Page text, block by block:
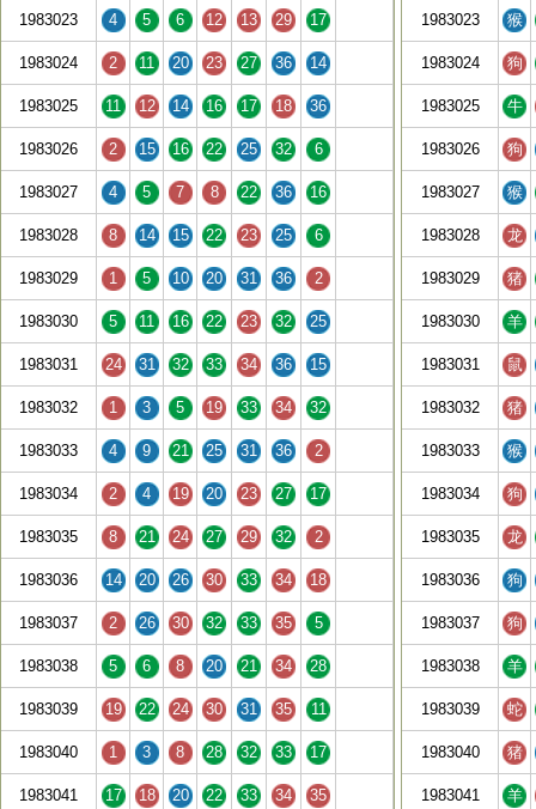
1983023 4 5 6 12 13 29 17
1983024 2 11 20 23 27 36 14
1983025 11 12 14 16 17 18 36
1983026 2 15 16 22 25 32 6
1983027 4 5 7 8 22 36 16
1983028 8 14 15 22 23 25 6
1983029 1 5 10 20 31 36 2
1983030 5 11 16 22 23 32 25
1983031 24 31 32 33 34 36 15
1983032 1 3 5 19 33 34 32
1983033 4 9 21 25 31 36 2
1983034 2 4 19 20 23 27 17
1983035 8 21 24 27 29 32 2
1983036 14 20 26 30 33 34 18
1983037 2 26 30 32 33 35 5
1983038 5 6 8 20 21 34 28
1983039 19 22 24 30 31 35 11
1983040 1 3 8 28 32 33 17
1983041 17 18 20 22 33 34 35
1983023 猴
1983024 狗
1983025 牛
1983026 狗
1983027 猴
1983028 龙
1983029 猪
1983030 羊
1983031 鼠
1983032 猪
1983033 猴
1983034 狗
1983035 龙
1983036 狗
1983037 狗
1983038 羊
1983039 蛇
1983040 猪
1983041 羊